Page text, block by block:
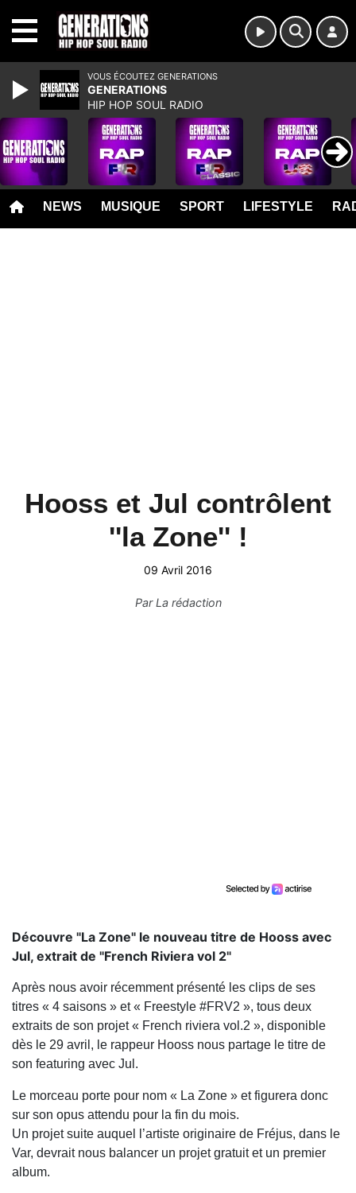
NEWS MUSIQUE SPORT LIFESTYLE
Hooss et Jul contrôlent
''la Zone'' !
09 Avril 2016
ParLa rédaction
Découvre "La Zone" le nouveau titre de Hooss avec
Jul, extrait de "French Riviera vol 2"
Après nous avoir récemment présenté les clips de ses
titres « 4 saisons » et « Freestyle #FRV2 », tous deux
extraits de son projet « French riviera vol.2 », disponible
dès le 29 avril, le rappeur Hooss nous partage le titre de
son featuring avec Jul.
Le morceau porte pour nom « La Zone » et figurera donc
sur son opus attendu pour la fin du mois.
Un projet suite auquel l’artiste originaire de Fréjus, dans le
Var, devrait nous balancer un projet gratuit et un premier
album.
VOUS ÉCOUTEZ GENERATIONS
GENERATIONS
HIP HOP SOUL RADIO